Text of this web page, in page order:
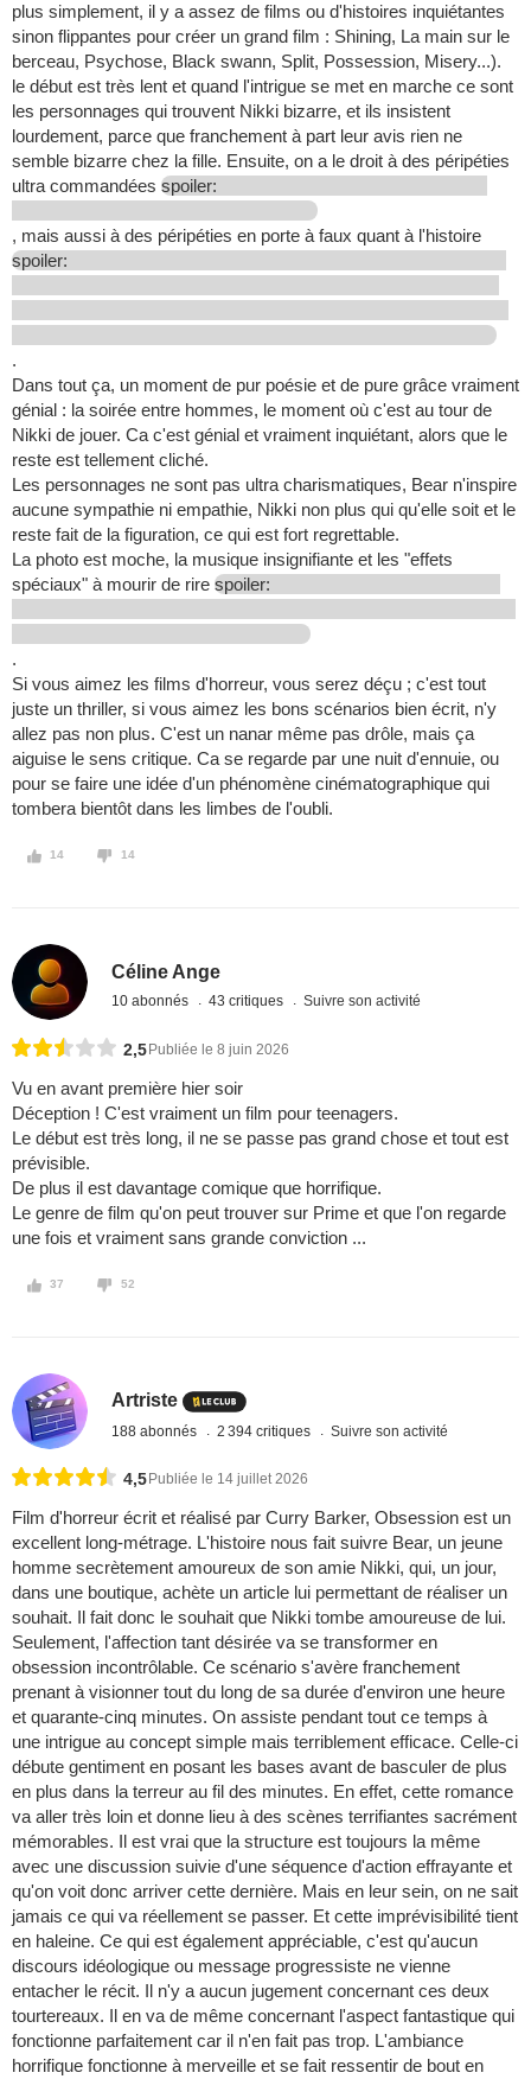
plus simplement, il y a assez de films ou d'histoires inquiétantes
sinon flippantes pour créer un grand film : Shining, La main sur le
berceau, Psychose, Black swann, Split, Possession, Misery...).
le début est très lent et quand l'intrigue se met en marche ce sont
les personnages qui trouvent Nikki bizarre, et ils insistent
lourdement, parce que franchement à part leur avis rien ne
semble bizarre chez la fille. Ensuite, on a le droit à des péripéties
ultra commandées spoiler:
, mais aussi à des péripéties en porte à faux quant à l'histoire
spoiler:
.
Dans tout ça, un moment de pur poésie et de pure grâce vraiment
génial : la soirée entre hommes, le moment où c'est au tour de
Nikki de jouer. Ca c'est génial et vraiment inquiétant, alors que le
reste est tellement cliché.
Les personnages ne sont pas ultra charismatiques, Bear n'inspire
aucune sympathie ni empathie, Nikki non plus qui qu'elle soit et le
reste fait de la figuration, ce qui est fort regrettable.
La photo est moche, la musique insignifiante et les "effets
spéciaux" à mourir de rire spoiler:
.
Si vous aimez les films d'horreur, vous serez déçu ; c'est tout
juste un thriller, si vous aimez les bons scénarios bien écrit, n'y
allez pas non plus. C'est un nanar même pas drôle, mais ça
aiguise le sens critique. Ca se regarde par une nuit d'ennuie, ou
pour se faire une idée d'un phénomène cinématographique qui
tombera bientôt dans les limbes de l'oubli.
14 14
Céline Ange
10 abonnés 43 critiques Suivre son activité
2,5 Publiée le 8 juin 2026
Vu en avant première hier soir
Déception ! C'est vraiment un film pour teenagers.
Le début est très long, il ne se passe pas grand chose et tout est
prévisible.
De plus il est davantage comique que horrifique.
Le genre de film qu'on peut trouver sur Prime et que l'on regarde
une fois et vraiment sans grande conviction ...
37 52
Artriste
188 abonnés 2 394 critiques Suivre son activité
4,5 Publiée le 14 juillet 2026
Film d'horreur écrit et réalisé par Curry Barker, Obsession est un
excellent long-métrage. L'histoire nous fait suivre Bear, un jeune
homme secrètement amoureux de son amie Nikki, qui, un jour,
dans une boutique, achète un article lui permettant de réaliser un
souhait. Il fait donc le souhait que Nikki tombe amoureuse de lui.
Seulement, l'affection tant désirée va se transformer en
obsession incontrôlable. Ce scénario s'avère franchement
prenant à visionner tout du long de sa durée d'environ une heure
et quarante-cinq minutes. On assiste pendant tout ce temps à
une intrigue au concept simple mais terriblement efficace. Celle-ci
débute gentiment en posant les bases avant de basculer de plus
en plus dans la terreur au fil des minutes. En effet, cette romance
va aller très loin et donne lieu à des scènes terrifiantes sacrément
mémorables. Il est vrai que la structure est toujours la même
avec une discussion suivie d'une séquence d'action effrayante et
qu'on voit donc arriver cette dernière. Mais en leur sein, on ne sait
jamais ce qui va réellement se passer. Et cette imprévisibilité tient
en haleine. Ce qui est également appréciable, c'est qu'aucun
discours idéologique ou message progressiste ne vienne
entacher le récit. Il n'y a aucun jugement concernant ces deux
tourtereaux. Il en va de même concernant l'aspect fantastique qui
fonctionne parfaitement car il n'en fait pas trop. L'ambiance
horrifique fonctionne à merveille et se fait ressentir de bout en